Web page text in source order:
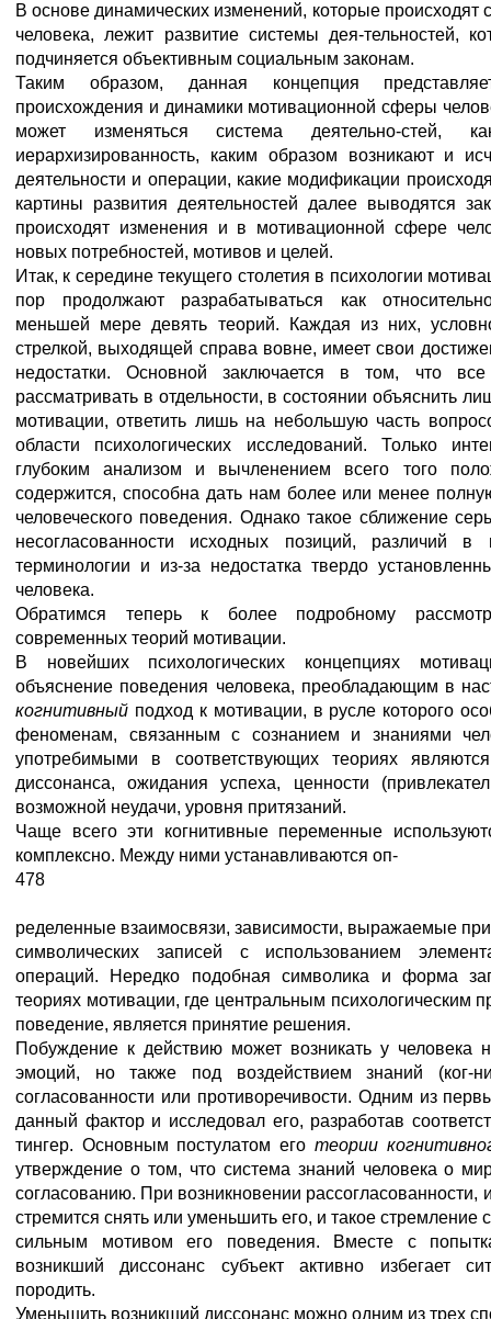
В основе динамических изменений, которые происходят
человека, лежит развитие системы дея-тельностей,
подчиняется объективным социальным законам.
Таким образом, данная концепция
происхождения и динамики мотивационной сферы
может изменяться система деятельно-стей,
иерархизированность, каким образом возникают и
деятельности и операции, какие модификации
картины развития деятельностей далее выводятся
происходят изменения и в мотивационной сфере
новых потребностей, мотивов и целей.
Итак, к середине текущего столетия в психологии
пор продолжают разрабатываться как
меньшей мере девять теорий. Каждая из них,
стрелкой, выходящей справа вовне, имеет свои
недостатки. Основной заключается в том, что
рассматривать в отдельности, в состоянии объяснить
мотивации, ответить лишь на небольшую часть
области психологических исследований. Только
глубоким анализом и вычленением всего того
содержится, способна дать нам более или менее
человеческого поведения. Однако такое сближение
несогласованности исходных позиций, различий в
терминологии и из-за недостатка твердо
человека.
Обратимся теперь к более подробному
современных теорий мотивации.
В новейших психологических концепциях
объяснение поведения человека, преобладающим в
когнитивный подход к мотивации, в русле которого
феноменам, связанным с сознанием и знаниями
употребимыми в соответствующих теориях
диссонанса, ожидания успеха, ценности
возможной неудачи, уровня притязаний.
Чаще всего эти когнитивные переменные
комплексно. Между ними устанавливаются оп-
478
ределенные взаимосвязи, зависимости, выражаемые
символических записей с использованием
операций. Нередко подобная символика и форма
теориях мотивации, где центральным психологическим
поведение, является принятие решения.
Побуждение к действию может возникать у человека
эмоций, но также под воздействием знаний (ког-
согласованности или противоречивости. Одним из
данный фактор и исследовал его, разработав
тингер. Основным постулатом его теории
утверждение о том, что система знаний человека о
согласованию. При возникновении рассогласованности,
стремится снять или уменьшить его, и такое стремление
сильным мотивом его поведения. Вместе с
возникший диссонанс субъект активно избегает
породить.
Уменьшить возникший диссонанс можно одним из трех